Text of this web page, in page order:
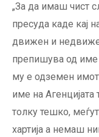
„За да имаш чист
пресуда каде кај
движен и
препишува од име
му е одземен
име на
толку тешко,
хартија а немаш